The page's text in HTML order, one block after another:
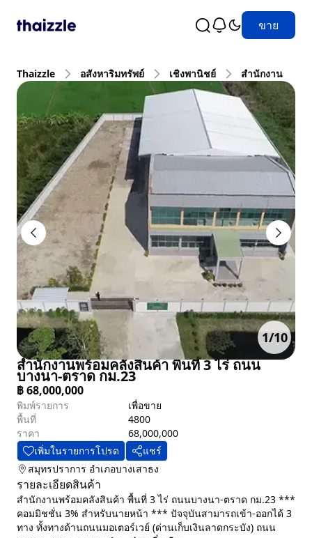
ขาย
Thaizzle อสังหาริมทรัพย์ เชิงพานิชย์ สำนักงาน
1/10
สำนักงานพร้อมคลังสินค้า พื้นที่ 3 ไร่ ถนน
บางนา-ตราด กม.23
฿68,000,000
พิมพ์รายการ
เพื่อขาย
พื้นที่
4800
ราคา
68,000,000
เพิ่มในรายการโปรด
แชร์
สมุทรปราการ อำเภอบางเสาธง
รายละเอียดสินค้า
สำนักงานพร้อมคลังสินค้า พื้นที่ 3 ไร่ ถนนบางนา-ตราด กม.23 ***
คอมมิชชั่น 3% สำหรับนายหน้า *** ปัจจุบันสามารถเข้า-ออกได้ 3
ทาง ทั้งทางด้านถนนมอเตอร์เวย์ (ด่านเก็บเงินลาดกระบัง) ถนน